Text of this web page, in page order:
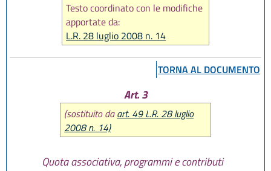
Testo coordinato con le modifiche
apportate da:
L.R. 28 luglio 2008 n. 14
TORNA AL DOCUMENTO
Art. 3
(sostituito daart. 49 L.R. 28 luglio
2008 n. 14)
Quota associativa, programmi e contributi